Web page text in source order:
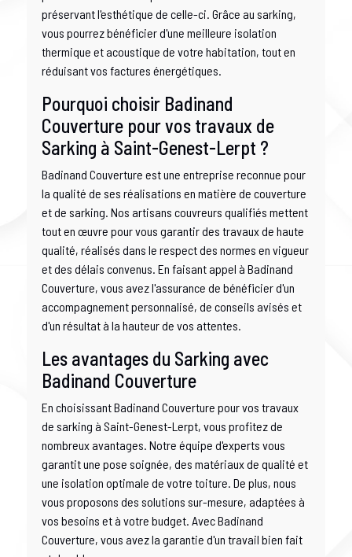
préservant l'esthétique de celle-ci. Grâce au sarking,
vous pourrez bénéficier d'une meilleure isolation
thermique et acoustique de votre habitation, tout en
réduisant vos factures énergétiques.
Pourquoi choisir Badinand
Couverture pour vos travaux de
Sarking à Saint-Genest-Lerpt ?
Badinand Couverture est une entreprise reconnue pour
la qualité de ses réalisations en matière de couverture
et de sarking. Nos artisans couvreurs qualifiés mettent
tout en œuvre pour vous garantir des travaux de haute
qualité, réalisés dans le respect des normes en vigueur
et des délais convenus. En faisant appel à Badinand
Couverture, vous avez l'assurance de bénéficier d'un
accompagnement personnalisé, de conseils avisés et
d'un résultat à la hauteur de vos attentes.
Les avantages du Sarking avec
Badinand Couverture
En choisissant Badinand Couverture pour vos travaux
de sarking à Saint-Genest-Lerpt, vous profitez de
nombreux avantages. Notre équipe d'experts vous
garantit une pose soignée, des matériaux de qualité et
une isolation optimale de votre toiture. De plus, nous
vous proposons des solutions sur-mesure, adaptées à
vos besoins et à votre budget. Avec Badinand
Couverture, vous avez la garantie d'un travail bien fait